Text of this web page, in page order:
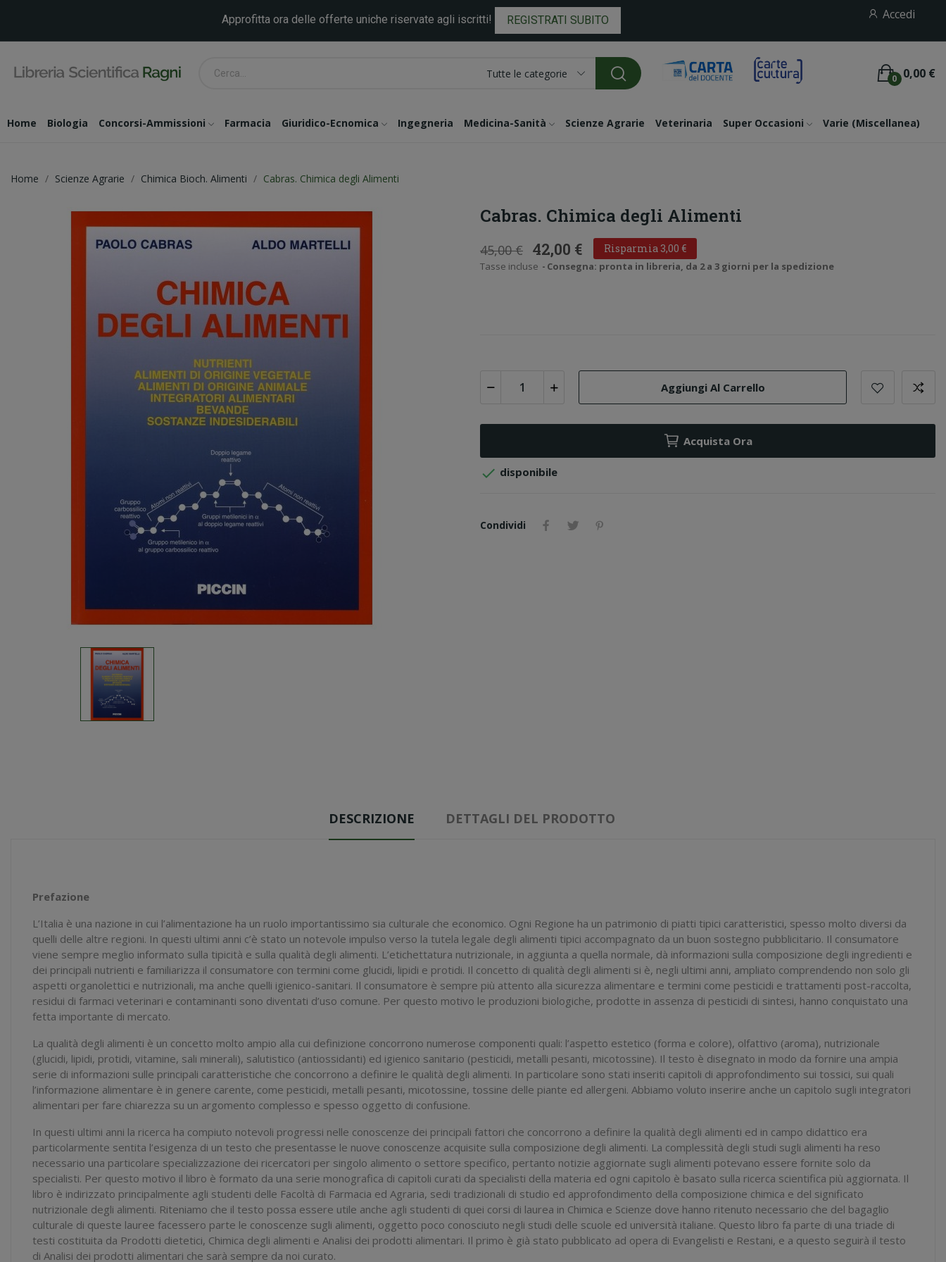
Approfitta ora delle offerte uniche riservate agli iscritti! REGISTRATI SUBITO Accedi
Tutte le categorie 0,00 €
0
Home Biologia Concorsi-Ammissioni Farmacia Giuridico-Ecnomica Ingegneria Medicina-Sanità Scienze Agrarie Veterinaria Super Occasioni Varie (miscellanea)
Home Scienze Agrarie Chimica Bioch. Alimenti Cabras. Chimica degli Alimenti
Cabras. Chimica degli Alimenti
45,00 € 42,00 € Risparmia 3,00 €
Tasse incluse Consegna: pronta in libreria, da 2 a 3 giorni per la spedizione
Aggiungi Al Carrello
Acquista Ora
 disponibile
Condividi
DESCRIZIONE DETTAGLI DEL PRODOTTO
Prefazione
L’Italia è una nazione in cui l’alimentazione ha un ruolo importantissimo sia culturale che economico. Ogni Regione ha un patrimonio di piatti tipici caratteristici, spesso molto diversi da
quelli delle altre regioni. In questi ultimi anni c’è stato un notevole impulso verso la tutela legale degli alimenti tipici accompagnato da un buon sostegno pubblicitario. Il consumatore
viene sempre meglio informato sulla tipicità e sulla qualità degli alimenti. L’etichettatura nutrizionale, in aggiunta a quella normale, dà informazioni sulla composizione degli ingredienti e
dei principali nutrienti e familiarizza il consumatore con termini come glucidi, lipidi e protidi. Il concetto di qualità degli alimenti si è, negli ultimi anni, ampliato comprendendo non solo gli
aspetti organolettici e nutrizionali, ma anche quelli igienico-sanitari. Il consumatore è sempre più attento alla sicurezza alimentare e termini come pesticidi e trattamenti post-raccolta,
residui di farmaci veterinari e contaminanti sono diventati d’uso comune. Per questo motivo le produzioni biologiche, prodotte in assenza di pesticidi di sintesi, hanno conquistato una
fetta importante di mercato.
La qualità degli alimenti è un concetto molto ampio alla cui definizione concorrono numerose componenti quali: l’aspetto estetico (forma e colore), olfattivo (aroma), nutrizionale
(glucidi, lipidi, protidi, vitamine, sali minerali), salutistico (antiossidanti) ed igienico sanitario (pesticidi, metalli pesanti, micotossine). Il testo è disegnato in modo da fornire una ampia
serie di informazioni sulle principali caratteristiche che concorrono a definire le qualità degli alimenti. In particolare sono stati inseriti capitoli di approfondimento sui tossici, sui quali
l’informazione alimentare è in genere carente, come pesticidi, metalli pesanti, micotossine, tossine delle piante ed allergeni. Abbiamo voluto inserire anche un capitolo sugli integratori
alimentari per fare chiarezza su un argomento complesso e spesso oggetto di confusione.
In questi ultimi anni la ricerca ha compiuto notevoli progressi nelle conoscenze dei principali fattori che concorrono a definire la qualità degli alimenti ed in campo didattico era
particolarmente sentita l’esigenza di un testo che presentasse le nuove conoscenze acquisite sulla composizione degli alimenti. La complessità degli studi sugli alimenti ha reso
necessario una particolare specializzazione dei ricercatori per singolo alimento o settore specifico, pertanto notizie aggiornate sugli alimenti potevano essere fornite solo da
specialisti. Per questo motivo il libro è formato da una serie monografica di capitoli curati da specialisti della materia ed ogni capitolo è basato sulla ricerca scientifica più aggiornata. Il
libro è indirizzato principalmente agli studenti delle Facoltà di Farmacia ed Agraria, sedi tradizionali di studio ed approfondimento della composizione chimica e del significato
nutrizionale degli alimenti. Riteniamo che il testo possa essere utile anche agli studenti di quei corsi di laurea in Chimica e Scienze dove hanno ritenuto necessario che del bagaglio
culturale di queste lauree facessero parte le conoscenze sugli alimenti, oggetto poco conosciuto negli studi delle scuole ed università italiane. Questo libro fa parte di una triade di
testi costituita da Prodotti dietetici, Chimica degli alimenti e Analisi dei prodotti alimentari. Il primo è già stato pubblicato ad opera di Evangelisti e Restani, e a questo seguirà il testo
di Analisi dei prodotti alimentari che sarà sempre da noi curato.